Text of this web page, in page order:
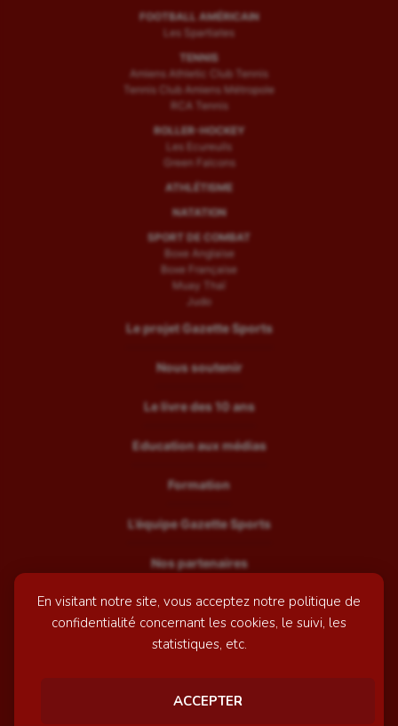
En visitant notre site, vous acceptez notre politique de
confidentialité concernant les cookies, le suivi, les
statistiques, etc.
ACCEPTER
FOOTBALL AMÉRICAIN
Les Spartiates
TENNIS
Amiens Athletic Club Tennis
Tennis Club Amiens Métropole
RCA Tennis
ROLLER-HOCKEY
Les Ecureuils
Green Falcons
ATHLÉTISME
NATATION
SPORT DE COMBAT
Boxe Anglaise
Boxe Française
Muay Thaï
Judo
Le projet Gazette Sports
Nous soutenir
Le livre des 10 ans
Education aux médias
Formation
L’équipe Gazette Sports
Nos partenaires
Recrutement
Mentions légales